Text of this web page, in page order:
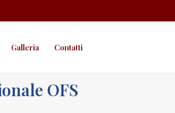
Galleria Contatti
OFS